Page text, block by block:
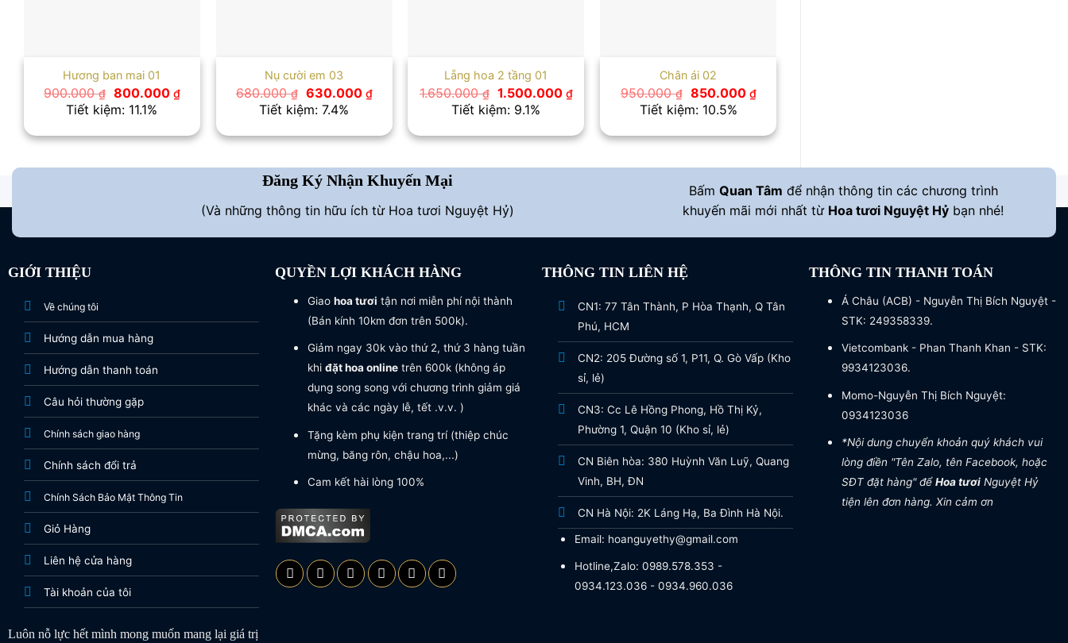
Hương ban mai 01
900.000₫ Giá
gốc
là:
800.000 ₫Giá
hiện
800.000 ₫.
Tiết kiệm: 11.1%
Nụ cười em 03
680.000₫
Giá
gốc
là:
630.000 ₫Giá
hiện
630.000 ₫.
Tiết kiệm: 7.4%
Lẵng hoa 2 tầng 01
1.650.000₫ Giá
gốc
là:
1.500.000 ₫Giá
hiện
là:
1.500.000 ₫.
Tiết kiệm: 9.1%
Chân ái 02
950.000₫
Giá
gốc
là:
850.000 ₫Giá
hiện
850.000 ₫.
Tiết kiệm: 10.5%
Đăng Ký Nhận Khuyến Mại
(Và những thông tin hữu ích từ Hoa tươi Nguyệt Hỷ)
Bấm Quan Tâm để nhận thông tin các chương trình
khuyến mãi mới nhất từ Hoa tươi Nguyệt Hỷ bạn nhé!
GIỚI THIỆU
Về chúng tôi
Hướng dẫn mua hàng
Hướng dẫn thanh toán
Câu hỏi thường gặp
Chính sách giao hàng
Chính sách đổi trả
Chính Sách Bảo Mật Thông Tin
Giỏ Hàng
Liên hệ cửa hàng
Tài khoản của tôi
Luôn nỗ lực hết mình mong muốn mang lại giá trị
QUYỀN LỢI KHÁCH HÀNG
Giao hoa tươi tận nơi miễn phí nội thành
(Bán kính 10km đơn trên 500k).
Giảm ngay 30k vào thứ 2, thứ 3 hàng tuần
khi đặt hoa onlinetrên 600k (không áp
dụng song song với chương trình giảm giá
khác và các ngày lễ, tết .v.v. )
Tặng kèm phụ kiện trang trí (thiệp chúc
mừng, băng rôn, chậu hoa,...)
Cam kết hài lòng 100%
THÔNG TIN LIÊN HỆ
CN1: 77 Tân Thành, P Hòa Thạnh, Q Tân
Phú, HCM
CN2: 205 Đường số 1, P11, Q. Gò Vấp (Kho
sỉ, lẻ)
CN3: Cc Lê Hồng Phong, Hồ Thị Kỷ,
Phường 1, Quận 10 (Kho sỉ, lẻ)
CN Biên hòa: 380 Huỳnh Văn Luỹ, Quang
Vinh, BH, ĐN
CN Hà Nội: 2K Láng Hạ, Ba Đình Hà Nội.
Email: hoanguyethy@gmail.com
Hotline,Zalo: 0989.578.353 -
0934.123.036 - 0934.960.036
THÔNG TIN THANH TOÁN
Á Châu (ACB) - Nguyễn Thị Bích Nguyệt -
STK: 249358339.
Vietcombank - Phan Thanh Khan - STK:
9934123036.
Momo-Nguyễn Thị Bích Nguyệt:
0934123036
*Nội dung chuyển khoản quý khách vui
lòng điền "Tên Zalo, tên Facebook, hoặc
SĐT đặt hàng" đểHoa tươiNguyệt Hỷ
tiện lên đơn hàng. Xin cảm ơn